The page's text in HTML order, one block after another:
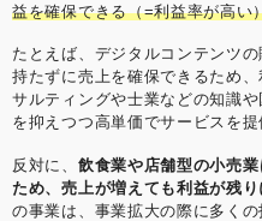
益を確保できる（=利益率が高い
たとえば、デジタルコンテンツ
持たずに売上を確保できるため
サルティングや士業などの知識
を抑えつつ高単価でサービスを提
反対に、 飲食業や店舗型の小売
ため、売上が増えても利益が残
の事業は、事業拡大の際に多く